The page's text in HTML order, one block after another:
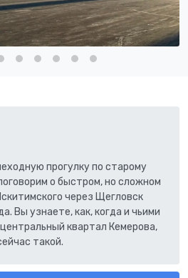
прогулку по старому
о быстром, но сложном
через Щегловск
Вы узнаете, как, когда и чьими
квартал Кемерова,
такой.